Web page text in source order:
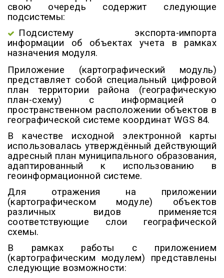
свою очередь содержит следующие
подсистемы:
Подсистему экспорта-импорта
информации об объектах учета в рамках
назначения модуля.
Приложение (картографический модуль)
представляет собой специальный цифровой
план территории района (географическую
план-схему) с информацией о
пространственном расположении объектов в
географической системе координат WGS 84.
В качестве исходной электронной карты
использовалась утверждённый действующий
адресный план муниципального образования,
адаптированный к использованию в
геоинформационной системе.
Для отражения на приложении
(картографическом модуле) объектов
различных видов применяется
соответствующие слои географической
схемы.
В рамках работы с приложением
(картографическим модулем) представлены
следующие возможности: